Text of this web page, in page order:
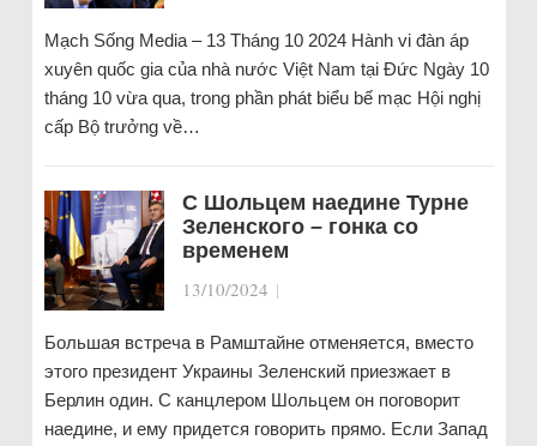
Mạch Sống Media – 13 Tháng 10 2024 Hành vi đàn áp
xuyên quốc gia của nhà nước Việt Nam tại Đức Ngày 10
tháng 10 vừa qua, trong phần phát biểu bế mạc Hội nghị
cấp Bộ trưởng về…
С Шольцем наедине Турне
Зеленского – гонка со
временем
13/10/2024 |
Большая встреча в Рамштайне отменяется, вместо
этого президент Украины Зеленский приезжает в
Берлин один. С канцлером Шольцем он поговорит
наедине, и ему придется говорить прямо. Если Запад